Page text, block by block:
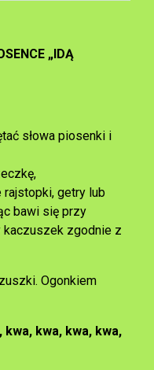
„IDĄ
słowa piosenki i
getry lub
bawi się przy
kaczuszek zgodnie z
Ogonkiem
kwa, kwa, kwa, kwa,